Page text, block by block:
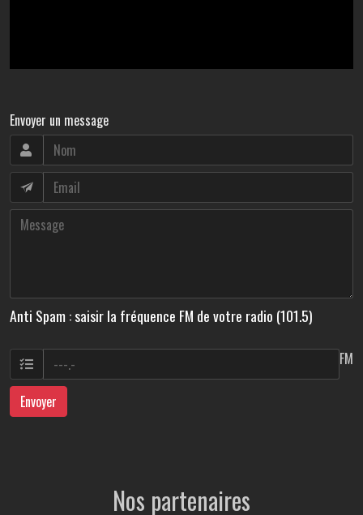
Envoyer un message
Anti Spam : saisir la fréquence FM de votre radio (101.5)
FM
Envoyer
Nos partenaires